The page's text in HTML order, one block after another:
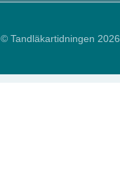
© Tandläkartidningen 2026